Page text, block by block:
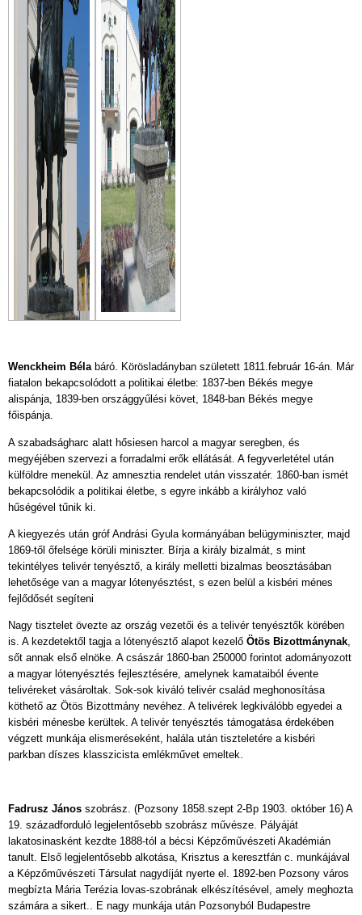
Wenckheim Bélabáró. Körösladányban született 1811.február 16-án. Már
fiatalon bekapcsolódott a politikai életbe: 1837-ben Békés megye
alispánja, 1839-ben országgyűlési követ, 1848-ban Békés megye
főispánja.
A szabadságharc alatt hősiesen harcol a magyar seregben, és
megyéjében szervezi a forradalmi erők ellátását. A fegyverletétel után
külföldre menekül. Az amnesztia rendelet után visszatér. 1860-ban ismét
bekapcsolódik a politikai életbe, s egyre inkább a királyhoz való
hűségével tűnik ki.
A kiegyezés után gróf Andrási Gyula kormányában belügyminiszter, majd
1869-től őfelsége körüli miniszter. Bírja a király bizalmát, s mint
tekintélyes telivér tenyésztő, a király melletti bizalmas beosztásában
lehetősége van a magyar lótenyésztést, s ezen belül a kisbéri ménes
fejlődősét segíteni
Nagy tisztelet övezte az ország vezetői és a telivér tenyésztők körében
is. A kezdetektől tagja a lótenyésztő alapot kezelő Ötös Bizottmánynak,
sőt annak első elnöke. A császár 1860-ban 250000 forintot adományozott
a magyar lótenyésztés fejlesztésére, amelynek kamataiból évente
telivéreket vásároltak. Sok-sok kiváló telivér család meghonosítása
köthető az Ötös Bizottmány nevéhez. A telivérek legkiválóbb egyedei a
kisbéri ménesbe kerültek. A telivér tenyésztés támogatása érdekében
végzett munkája elismeréseként, halála után tiszteletére a kisbéri
parkban díszes klasszicista emlékművet emeltek.
Fadrusz János szobrász. (Pozsony 1858.szept 2-Bp 1903. október 16) A
19. századforduló legjelentősebb szobrász művésze. Pályáját
lakatosinasként kezdte 1888-tól a bécsi Képzőművészeti Akadémián
tanult. Első legjelentősebb alkotása, Krisztus a keresztfán c. munkájával
a Képzőművészeti Társulat nagydíját nyerte el. 1892-ben Pozsony város
megbízta Mária Terézia lovas-szobrának elkészítésével, amely meghozta
számára a sikert.. E nagy munkája után Pozsonyból Budapestre